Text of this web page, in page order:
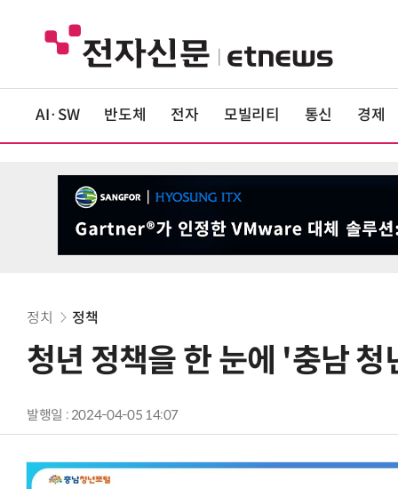
AI·SW 반도체 전자 모빌리티 통신 경제
정치 정책
청년 정책을 한 눈에 '충남
발행일 : 2024-04-05 14:07